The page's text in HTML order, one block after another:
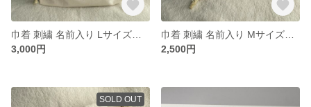
3,000円
2,500円
SOLD OUT